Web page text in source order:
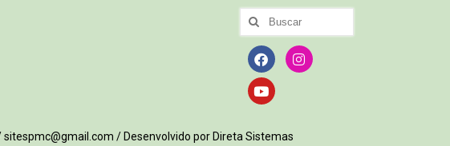
sitespmc@gmail.com / Desenvolvido por Direta Sistemas